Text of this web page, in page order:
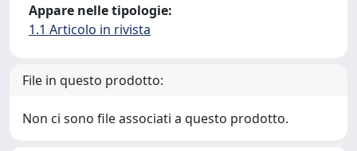
Appare nelle tipologie:
1.1 Articolo in rivista
File in questo prodotto:
Non ci sono file associati a questo prodotto.